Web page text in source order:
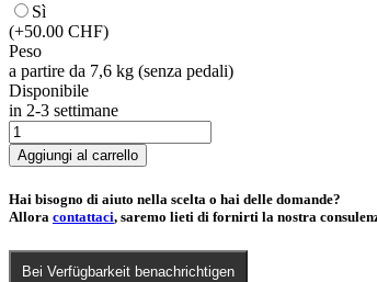
Sì
(+50.00 CHF)
Peso
a partire da 7,6 kg (senza pedali)
Disponibile
in 2-3 settimane
Leogang
20
quantità
Aggiungi al carrello
Hai bisogno di aiuto nella scelta o hai delle domande?
Allora contattaci, saremo lieti di fornirti la nostra
Bei Verfügbarkeit benachrichtigen